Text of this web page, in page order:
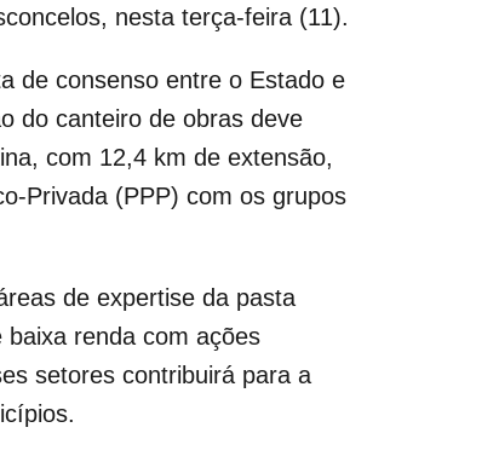
nesta terça-feira (11).
de consenso entre o Estado e
do canteiro de obras deve
com 12,4 km de extensão,
Privada (PPP) com os grupos
de expertise da pasta
renda com ações
setores contribuirá para a